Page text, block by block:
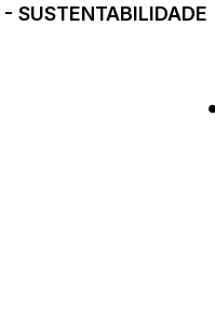
SUSTENTABILIDADE